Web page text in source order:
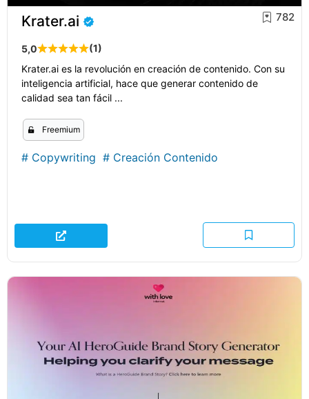
Krater.ai
5,0 (1)
782
Krater.ai es la revolución en creación de contenido. Con su
inteligencia artificial, hace que generar contenido de
calidad sea tan fácil ...
Freemium
# Copywriting # Creación Contenido